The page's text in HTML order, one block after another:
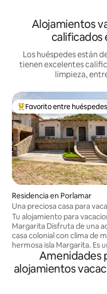
Alojamientos
calificados
Los huéspedes están
tienen excelentes
limpieza,
De los mejores en Favorito
Favorito entre huéspedes
Residencia en Porlamar
Una preciosa casa para
Tu alojamiento para
Margarita Disfruta de una
casa colonial con clima de
hermosa isla Margarita. Es
seguro y silencioso para
huéspedes. Más cerca de
estadio de béisbol, centros
Amenidades
alojamientos